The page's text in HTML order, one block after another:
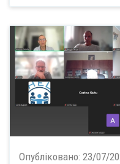
Опубліковано: 23/07/